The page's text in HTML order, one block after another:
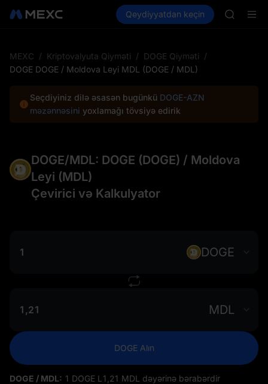
Bazarlar Spot Futures SPCX
Qeydiyyatdan keçin
SKYAI
MEXC / Kriptovalyuta Qiyməti / DOGE Qiyməti /
DOGE DOGE / Moldova Leyi MDL (DOGE / MDL)
Seçdiyiniz dilə əsasən bugünkü DOGE-AZN
məzənnəsini yoxlamağı tövsiyə edirik
DOGE/MDL: DOGE (DOGE) / Moldova
Leyi (MDL)
Çevirici və Kalkulyator
DOGE
MDL
DOGE Alın
DOGE / MDL: 1 DOGE L‎1,21 MDL dəyərinə bərabərdir